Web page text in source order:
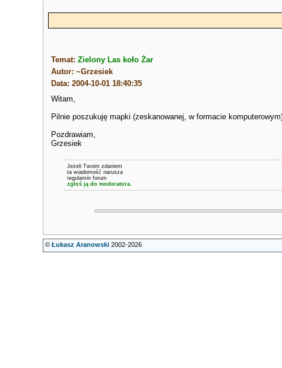
Temat: Zielony Las koło Żar
Autor: ~Grzesiek
Data: 2004-10-01 18:40:35
Witam,
Pilnie poszukuję mapki (zeskanowanej, w formacie
Pozdrawiam,
Grzesiek
Jeżeli Twoim zdaniem
ta wiadomość narusza
regulamin forum
zgłoś ją do moderatora.
© Łukasz Aranowski 2002-2026